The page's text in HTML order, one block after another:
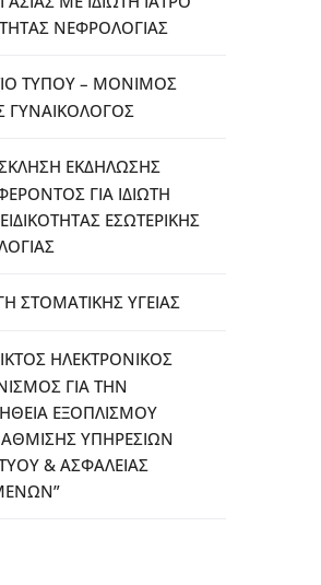
ΝΕΦΡΟΛΟΓΙΑΣ
ΤΥΠΟΥ – ΜΟΝΙΜΟΣ
ΓΥΝΑΙΚΟΛΟΓΟΣ
ΕΚΔΗΛΩΣΗΣ
ΓΙΑ ΙΔΙΩΤΗ
ΕΣΩΤΕΡΙΚΗΣ
ΣΤΟΜΑΤΙΚΗΣ ΥΓΕΙΑΣ
ΗΛΕΚΤΡΟΝΙΚΟΣ
ΓΙΑ ΤΗΝ
ΕΞΟΠΛΙΣΜΟΥ
ΥΠΗΡΕΣΙΩΝ
& ΑΣΦΑΛΕΙΑΣ